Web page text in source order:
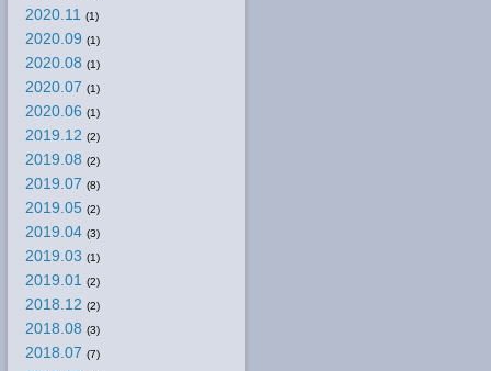
2020.11 (1)
2020.09 (1)
2020.08 (1)
2020.07 (1)
2020.06 (1)
2019.12 (2)
2019.08 (2)
2019.07 (8)
2019.05 (2)
2019.04 (3)
2019.03 (1)
2019.01 (2)
2018.12 (2)
2018.08 (3)
2018.07 (7)